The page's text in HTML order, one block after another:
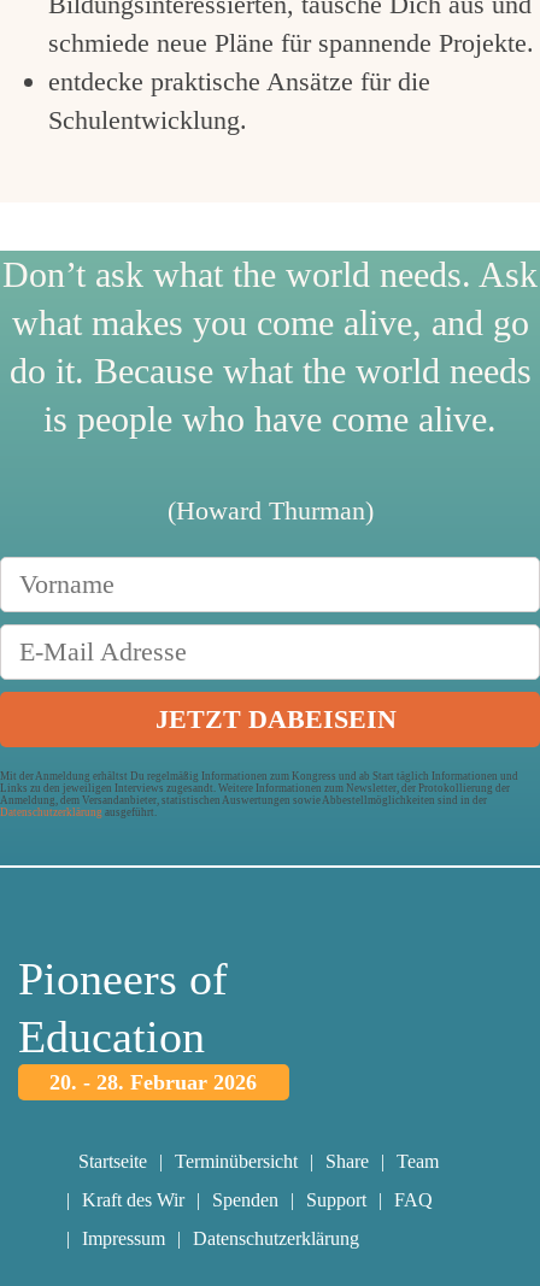
schmiede neue Pläne für spannende Projekte.
entdecke praktische Ansätze für die
Schulentwicklung.
Don’t ask what the world needs. Ask
what makes you come alive, and go
do it. Because what the world needs
is people who have come alive.
(Howard Thurman)
Mit der Anmeldung erhältst Du regelmäßig Informationen zum Kongress und ab Start täglich Informationen und
Links zu den jeweiligen Interviews zugesandt. Weitere Informationen zum Newsletter, der Protokollierung der
Anmeldung, dem Versandanbieter, statistischen Auswertungen sowie Abbestellmöglichkeiten sind in der
Datenschutzerklärung ausgeführt.
Pioneers of
Education
20. - 28. Februar 2026
Startseite Terminübersicht Share
Team
Kraft des Wir
Spenden Support
FAQ
Impressum
Datenschutzerklärung